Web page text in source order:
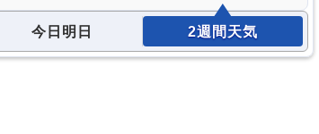
今日明日 2週間天気